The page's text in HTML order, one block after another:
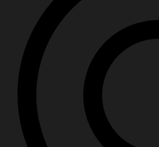
Котельное оборудование
Сушильные камеры «Вятка»
Блочно-модульная котельная